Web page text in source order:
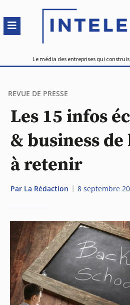
Le média des entreprises qui
REVUE DE PRESSE
Les 15 infos
& business
à retenir
Par La Rédaction 8 septembre